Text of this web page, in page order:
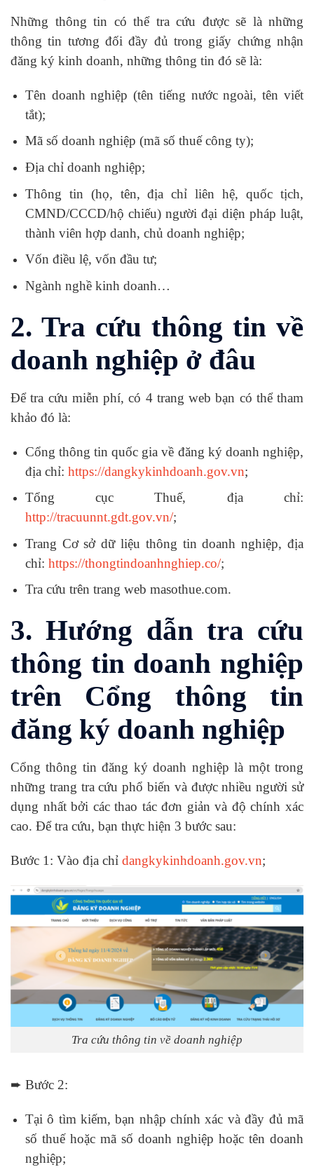
Những thông tin có thể tra cứu được sẽ là những
thông tin tương đối đầy đủ trong giấy chứng nhận
đăng ký kinh doanh, những thông tin đó sẽ là:
Tên doanh nghiệp (tên tiếng nước ngoài, tên viết
tắt);
Mã số doanh nghiệp (mã số thuế công ty);
Địa chỉ doanh nghiệp;
Thông tin (họ, tên, địa chỉ liên hệ, quốc tịch,
CMND/CCCD/hộ chiếu) người đại diện pháp luật,
thành viên hợp danh, chủ doanh nghiệp;
Vốn điều lệ, vốn đầu tư;
Ngành nghề kinh doanh…
2. Tra cứu thông tin về
doanh nghiệp ở đâu
Để tra cứu miễn phí, có 4 trang web bạn có thể tham
khảo đó là:
Cổng thông tin quốc gia về đăng ký doanh nghiệp,
địa chỉ: https://dangkykinhdoanh.gov.vn;
Tổng cục Thuế, địa chỉ:
http://tracuunnt.gdt.gov.vn/;
Trang Cơ sở dữ liệu thông tin doanh nghiệp, địa
chỉ: https://thongtindoanhnghiep.co/;
Tra cứu trên trang web masothue.com.
3. Hướng dẫn tra cứu
thông tin doanh nghiệp
trên Cổng thông tin
đăng ký doanh nghiệp
Cổng thông tin đăng ký doanh nghiệp là một trong
những trang tra cứu phổ biến và được nhiều người sử
dụng nhất bởi các thao tác đơn giản và độ chính xác
cao. Để tra cứu, bạn thực hiện 3 bước sau:
Bước 1: Vào địa chỉ dangkykinhdoanh.gov.vn;
Tra cứu thông tin về doanh nghiệp
➨ Bước 2:
Tại ô tìm kiếm, bạn nhập chính xác và đầy đủ mã
số thuế hoặc mã số doanh nghiệp hoặc tên doanh
nghiệp;